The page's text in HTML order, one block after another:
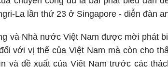
La lần thứ 23 ở Singapore - diễn đàn
và Nhà nước Việt Nam được mời phát
với vị thế của Việt Nam mà còn cho
và đề xuất của Việt Nam trước các